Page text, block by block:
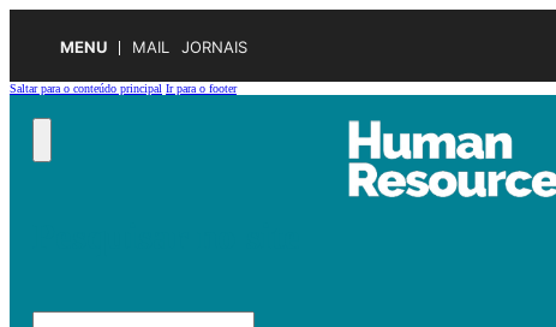
MENU MAIL JORNAIS
Saltar para o conteúdo principal Ir para o footer
Pesquisar